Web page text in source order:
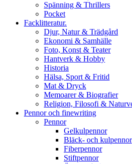
Spänning & Thrillers
Pocket
Facklitteratur.
Djur, Natur & Trädgård
Ekonomi & Samhälle
Foto, Konst & Teater
Hantverk & Hobby
Historia
Hälsa, Sport & Fritid
Mat & Dryck
Memoarer & Biografier
Religion, Filosofi &
Pennor och finewriting
Pennor
Gelkulpennor
Bläck- och kulpennor
Fiberpennor
Stiftpennor